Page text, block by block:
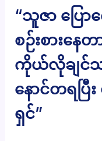
“သူဇာ ပြော
စဉ်းစားနေတ
ကိုယ်လိုချင်သ
နောင်တရပြီး
ရှင်”